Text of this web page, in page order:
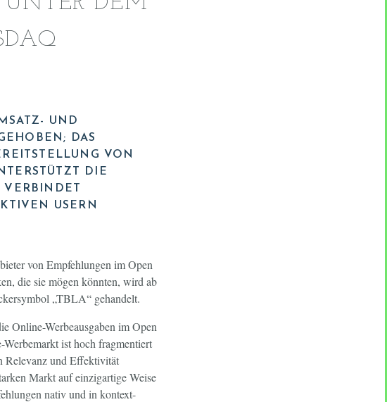
UND
DAS
VON
DIE
USERN
von Empfehlungen im Open
die sie mögen könnten, wird ab
„TBLA“ gehandelt.
Online-Werbeausgaben im Open
ist hoch fragmentiert
Relevanz und Effektivität
Markt auf einzigartige Weise
nativ und in kontext-